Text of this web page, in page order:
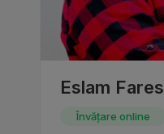
Eslam Fares
Învățare online